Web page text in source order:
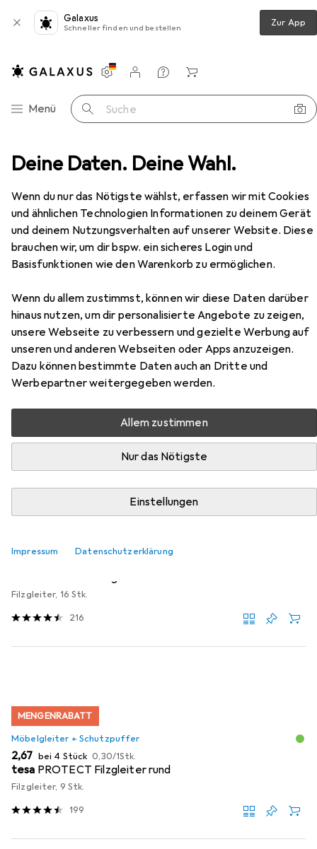
Deine Daten. Deine Wahl.
Wenn du nur das Nötigste wählst, erfassen wir mit Cookies
und ähnlichen Technologien Informationen zu deinem Gerät
und deinem Nutzungsverhalten auf unserer Website. Diese
brauchen wir, um dir bspw. ein sicheres Login und
Basisfunktionen wie den Warenkorb zu ermöglichen.
Wenn du allem zustimmst, können wir diese Daten darüber
hinaus nutzen, um dir personalisierte Angebote zu zeigen,
unsere Webseite zu verbessern und gezielte Werbung auf
unseren und anderen Webseiten oder Apps anzuzeigen.
Dazu können bestimmte Daten auch an Dritte und
Werbepartner weitergegeben werden.
Allem zustimmen
Nur das Nötigste
Einstellungen
Impressum Datenschutzerklärung
Galaxus
Schneller finden und bestellen Zur App
Navigation nach Kategorien
Menü Suche
Einstellungen
Kundenkonto
Vergleichslisten
Merklisten
Warenkorb
Wohnzimmer Regal Vicco Eckunterschrank R-Line
EUR
205,75
Vicco Eckunterschrank R-Line
86 x 60 x 81.60 cm
Zubehör für Vicco
Eckunterschrank R-Line
Hier findest du passendes Zubehör zum Produkt Vicco
Schutzpuffer.
Relevanz
Möbelgleiter + Schutzpuffer
Filzgleiter, 16 Stk.
216
MENGENRABATT
Möbelgleiter + Schutzpuffer
EUR
2,67 bei 4 Stück EUR
0,30/1Stk.
tesa PROTECT Filzgleiter rund
Filzgleiter, 9 Stk.
199